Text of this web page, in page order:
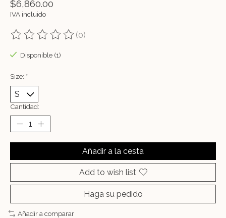
$6,860.00
IVA incluido
The rating of this product is
(0)
Disponible (1)
Size: *
Cantidad:
Añadir a la cesta
Add to wish list
Haga su pedido
Añadir a comparar